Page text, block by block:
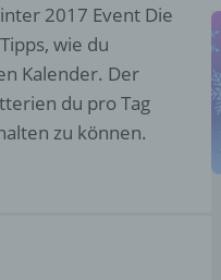
2017 Event Die
wie du
Kalender. Der
du pro Tag
zu können.